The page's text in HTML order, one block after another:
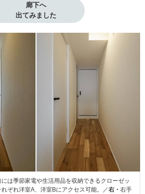
廊下へ
出てみました
は季節家電や生活用品を収納できるクローゼッ
ぞれ洋室A、洋室Bにアクセス可能。／右・ 右手